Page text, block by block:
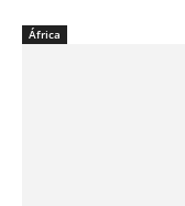
África